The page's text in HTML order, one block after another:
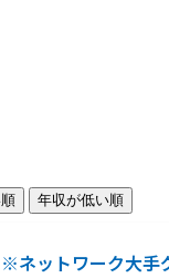
年収が低い順
ネットワーク大手